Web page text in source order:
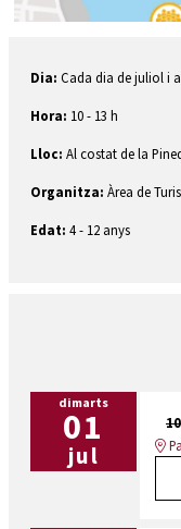
Dia: Cada dia de juliol i
Hora: 10 - 13 h
Lloc: Al costat de la
Organitza: Àrea de
Edat: 4 - 12 anys
dimarts
01
jul